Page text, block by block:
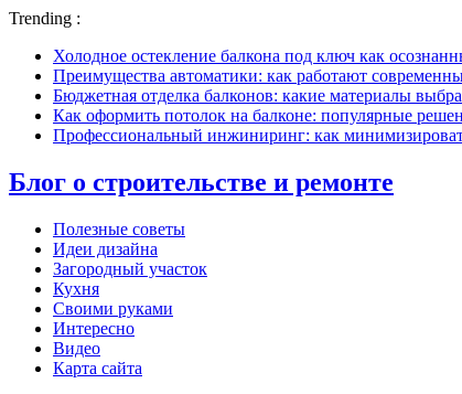
Trending :
Холодное остекление балкона под ключ как
Преимущества автоматики: как работают
Бюджетная отделка балконов: какие материалы
Как оформить потолок на балконе: популярные
Профессиональный инжиниринг: как
Блог о строительстве и ремонте
Полезные советы
Идеи дизайна
Загородный участок
Кухня
Своими руками
Интересно
Видео
Карта сайта